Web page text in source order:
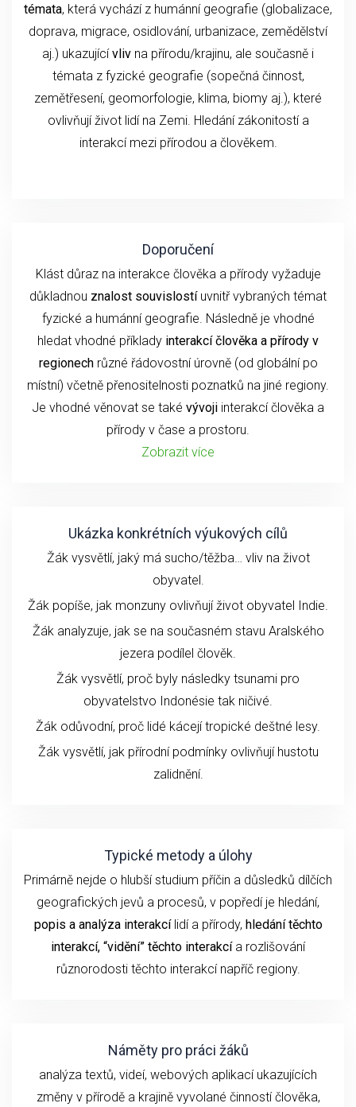
témata, která vychází z humánní geografie (globalizace,
doprava, migrace, osidlování, urbanizace, zemědělství
aj.) ukazujícívliv na přírodu/krajinu, ale současně i
témata z fyzické geografie (sopečná činnost,
zemětřesení, geomorfologie, klima, biomy aj.), které
ovlivňují život lidí na Zemi. Hledání zákonitostí a
interakcí mezi přírodou a člověkem.
Doporučení
Klást důraz na interakce člověka a přírody vyžaduje
důkladnou znalost souvislostíuvnitř vybraných témat
fyzické a humánní geografie. Následně je vhodné
hledat vhodné příklady interakcí člověka a přírody v
regionechrůzné řádovostní úrovně (od globální po
místní) včetně přenositelnosti poznatků na jiné regiony.
Je vhodné věnovat se také vývoji interakcí člověka a
přírody v čase a prostoru.
Zobrazit více
Ukázka konkrétních výukových cílů
Žák vysvětlí, jaký má sucho/těžba… vliv na život
obyvatel.
Žák popíše, jak monzuny ovlivňují život obyvatel Indie.
Žák analyzuje, jak se na současném stavu Aralského
jezera podílel člověk.
Žák vysvětlí, proč byly následky tsunami pro
obyvatelstvo Indonésie tak ničivé.
Žák odůvodní, proč lidé kácejí tropické deštné lesy.
Žák vysvětlí, jak přírodní podmínky ovlivňují hustotu
zalidnění.
Typické metody a úlohy
Primárně nejde o hlubší studium příčin a důsledků dílčích
geografických jevů a procesů, v popředí je hledání,
popis a analýzainterakcílidí a přírody, hledání těchto
interakcí, “vidění” těchto interakcía rozlišování
různorodosti těchto interakcí napříč regiony.
Náměty pro práci žáků
analýza textů, videí, webových aplikací ukazujících
změny v přírodě a krajině vyvolané činností člověka,